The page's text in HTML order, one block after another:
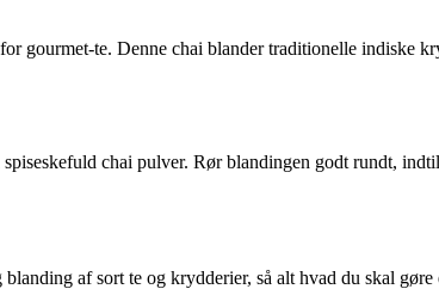
gourmet-te. Denne chai blander traditionelle indiske
chai pulver. Rør blandingen godt rundt,
af sort te og krydderier, så alt hvad du skal